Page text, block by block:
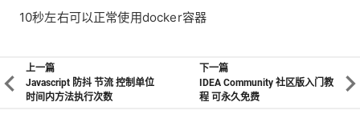
10秒左右可以正常使用docker容器
上一篇
Javascript 防抖 节流 控制单位
时间内方法执行次数
下一篇
IDEA Community 社区版入门教
程 可永久免费